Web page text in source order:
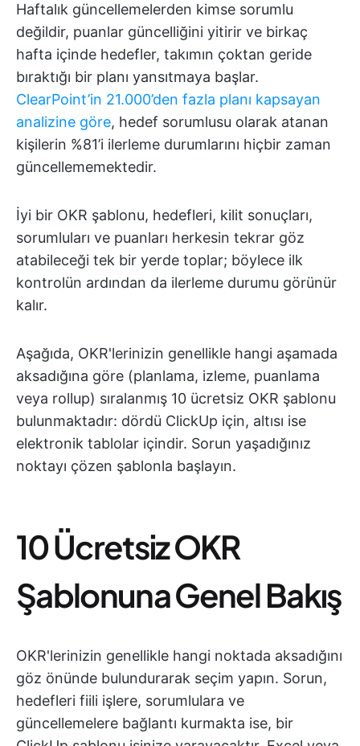
Haftalık güncellemelerden kimse sorumlu
değildir, puanlar güncelliğini yitirir ve birkaç
hafta içinde hedefler, takımın çoktan geride
bıraktığı bir planı yansıtmaya başlar.
ClearPoint’in 21.000’den fazla planı kapsayan
analizine göre, hedef sorumlusu olarak atanan
kişilerin %81’i ilerleme durumlarını hiçbir zaman
güncellememektedir.
İyi bir OKR şablonu, hedefleri, kilit sonuçları,
sorumluları ve puanları herkesin tekrar göz
atabileceği tek bir yerde toplar; böylece ilk
kontrolün ardından da ilerleme durumu görünür
kalır.
Aşağıda, OKR'lerinizin genellikle hangi aşamada
aksadığına göre (planlama, izleme, puanlama
veya rollup) sıralanmış 10 ücretsiz OKR şablonu
bulunmaktadır: dördü ClickUp için, altısı ise
elektronik tablolar içindir. Sorun yaşadığınız
noktayı çözen şablonla başlayın.
10 Ücretsiz OKR
Şablonuna Genel Bakış
OKR'lerinizin genellikle hangi noktada aksadığını
göz önünde bulundurarak seçim yapın. Sorun,
hedefleri fiili işlere, sorumlulara ve
güncellemelere bağlantı kurmakta ise, bir